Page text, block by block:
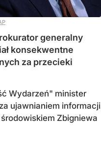
generalny
konsekwentne
za przecieki
Wydarzeń" minister
ujawnianiem informacji
Zbigniewa